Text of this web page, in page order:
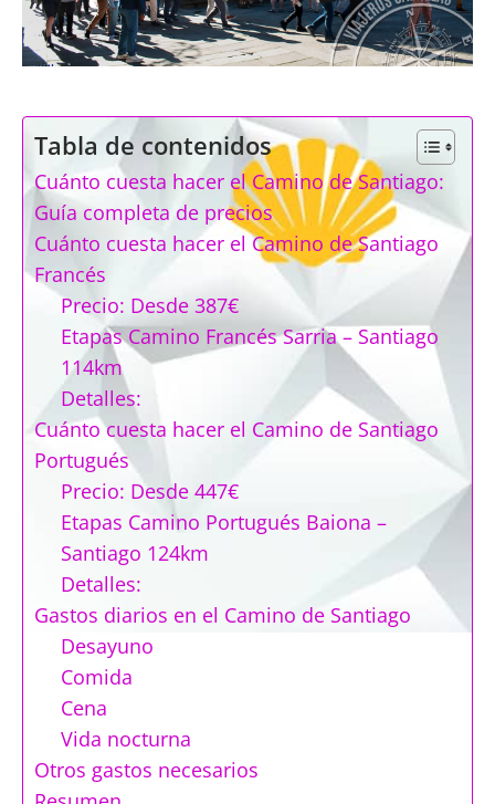
Tabla de contenidos
Cuánto cuesta hacer el Camino de Santiago:
Guía completa de precios
Cuánto cuesta hacer el Camino de Santiago
Francés
Precio: Desde 387€
Etapas Camino Francés Sarria – Santiago
114km
Detalles:
Cuánto cuesta hacer el Camino de Santiago
Portugués
Precio: Desde 447€
Etapas Camino Portugués Baiona –
Santiago 124km
Detalles:
Gastos diarios en el Camino de Santiago
Desayuno
Comida
Cena
Vida nocturna
Otros gastos necesarios